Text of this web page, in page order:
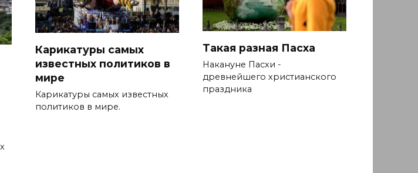
Карикатуры самых
известных политиков в
мире
Карикатуры самых известных
политиков в мире.
Такая разная Пасха
Накануне Пасхи -
древнейшего христианского
праздника